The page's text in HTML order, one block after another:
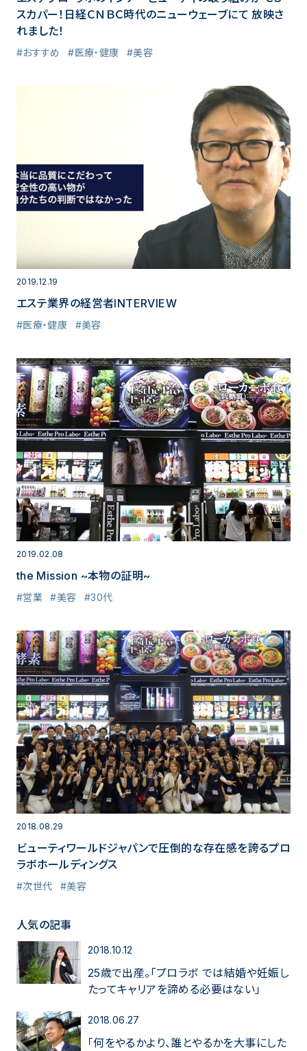
スカパー！日経ＣＮＢＣ時代のニューウェーブにて 放映さ
れました！
#おすすめ #医療・健康 #美容
2019.12.19
エステ業界の経営者INTERVIEW
#医療・健康 #美容
2019.02.08
the Mission ~本物の証明~
#営業 #美容 #30代
2018.08.29
ビューティワールドジャパンで圧倒的な存在感を誇るプロ
ラボホールディングス
#次世代 #美容
人気の記事
2018.10.12
25歳で出産。「プロラボ では結婚や妊娠し
たってキャリアを諦める必要はない」
2018.06.27
「何をやるかより、誰とやるかを大事にした